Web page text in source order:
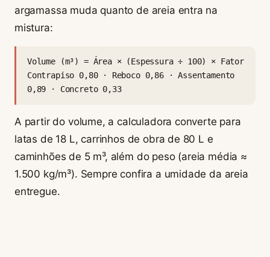
argamassa muda quanto de areia entra na
mistura:
Volume (m³) = Área × (Espessura ÷ 100) × Fator
Contrapiso 0,80 · Reboco 0,86 · Assentamento
0,89 · Concreto 0,33
A partir do volume, a calculadora converte para
latas de 18 L, carrinhos de obra de 80 L e
caminhões de 5 m³, além do peso (areia média ≈
1.500 kg/m³). Sempre confira a umidade da areia
entregue.